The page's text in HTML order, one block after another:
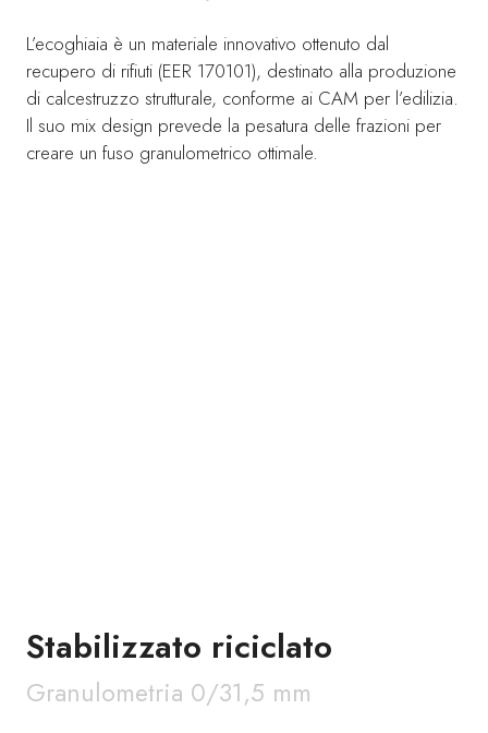
L’ecoghiaia è un materiale innovativo ottenuto dal
recupero di rifiuti (EER 170101), destinato alla produzione
di calcestruzzo strutturale, conforme ai CAM per l’edilizia.
Il suo mix design prevede la pesatura delle frazioni per
creare un fuso granulometrico ottimale.
Stabilizzato riciclato
Granulometria 0/31,5 mm